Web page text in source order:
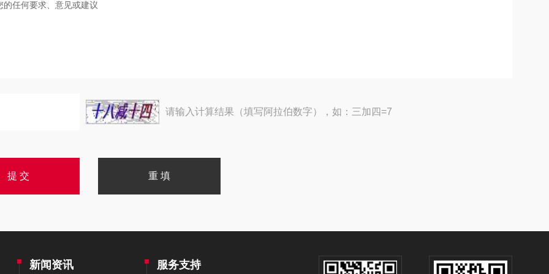
请输入计算结果（填写阿拉伯数字），如：三加四=7
新闻资讯 服务支持